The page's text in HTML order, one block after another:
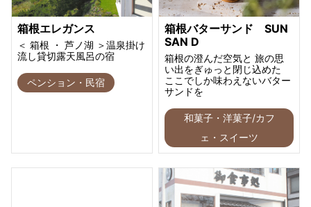
箱根エレガンス
＜ 箱根 ・ 芦ノ湖 ＞温泉掛け
流し貸切露天風呂の宿
ペンション・民宿
箱根バターサンド SUN
SAN D
箱根の澄んだ空気と 旅の思
い出をぎゅっと閉じ込めた
ここでしか味わえないバター
サンドを
和菓子・洋菓子/カフ
ェ・スイーツ